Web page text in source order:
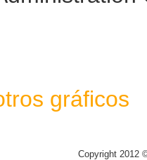
gráficos
Copyright 2012